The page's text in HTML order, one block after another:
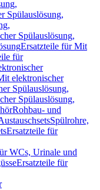
Spülauslösung,
Spülauslösung,
Ersatzteile für Mit
für
elektronischer
Spülauslösung,
Spülauslösung,
Rohbau- und
Spülrohre,
Ersatzteile für
WCs, Urinale und
Ersatzteile für